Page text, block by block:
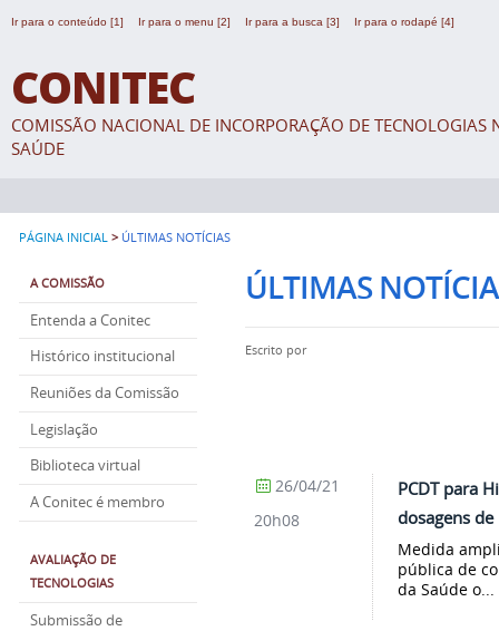
Ir para o conteúdo [1] Ir para o menu [2] Ir para a busca [3] Ir para o rodapé [4]
CONITEC
COMISSÃO NACIONAL DE INCORPORAÇÃO DE TECNOLOGIAS
SAÚDE
PÁGINA INICIAL > ÚLTIMAS NOTÍCIAS
A COMISSÃO
Entenda a Conitec
Histórico institucional
Reuniões da Comissão
Legislação
Biblioteca virtual
A Conitec é membro
AVALIAÇÃO DE
TECNOLOGIAS
Submissão de
ÚLTIMAS
Escrito por
PCDT para
dosagens
Medida
pública de
da Saúde o...
26/04/21
20h08